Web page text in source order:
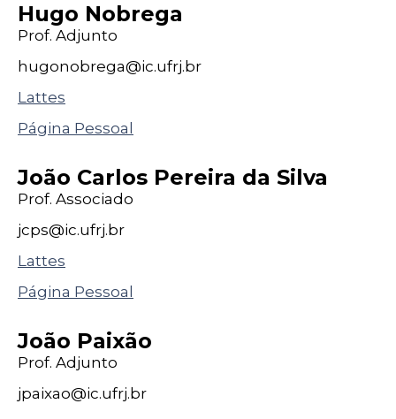
Hugo Nobrega
Prof. Adjunto
hugonobrega@ic.ufrj.br
Lattes
Página Pessoal
João Carlos Pereira da Silva
Prof. Associado
jcps@ic.ufrj.br
Lattes
Página Pessoal
João Paixão
Prof. Adjunto
jpaixao@ic.ufrj.br